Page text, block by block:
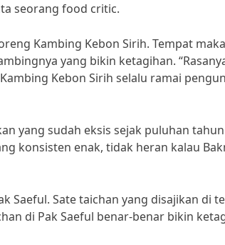
seorang food critic.
Kambing Kebon Sirih. Tempat
yang bikin ketagihan.
Kebon Sirih selalu ramai
yang sudah eksis sejak puluhan
konsisten enak, tidak heran kalau
Saeful. Sate taichan yang disajikan di
di Pak Saeful benar-benar bikin